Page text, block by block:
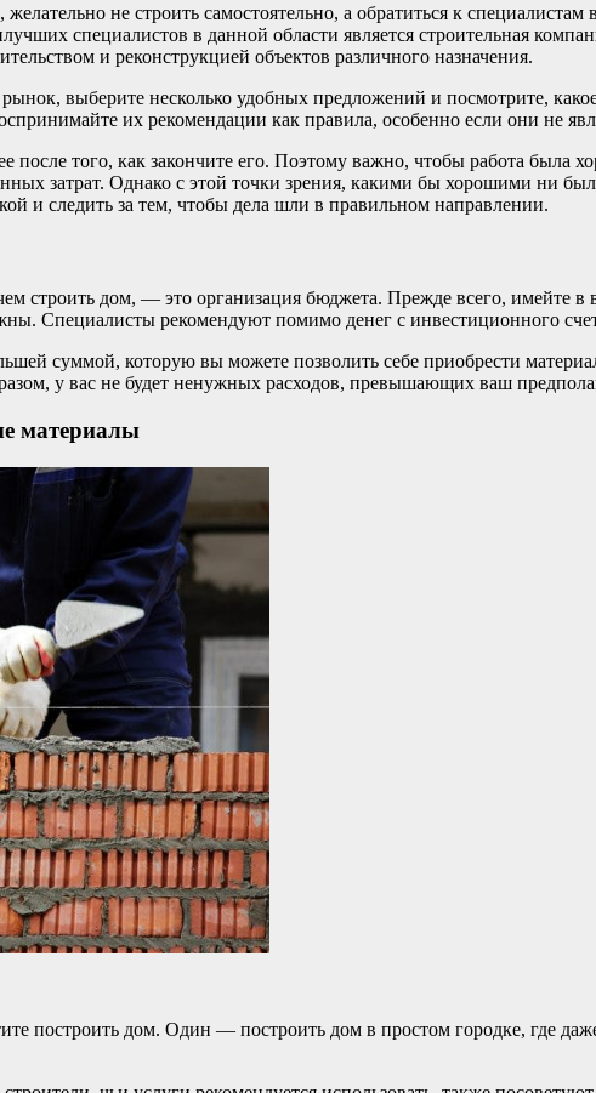
не строить самостоятельно, а обратиться к
специалистов в данной области является строительная
и реконструкцией объектов различного назначения.
выберите несколько удобных предложений и посмотрите,
их рекомендации как правила, особенно если они не
того, как закончите его. Поэтому важно, чтобы работа была
затрат. Однако с этой точки зрения, какими бы хорошими ни
и следить за тем, чтобы дела шли в правильном направлении.
строить дом, — это организация бюджета. Прежде всего, имейте
Специалисты рекомендуют помимо денег с инвестиционного
суммой, которую вы можете позволить себе приобрести
у вас не будет ненужных расходов, превышающих ваш
материалы
построить дом. Один — построить дом в простом городке, где